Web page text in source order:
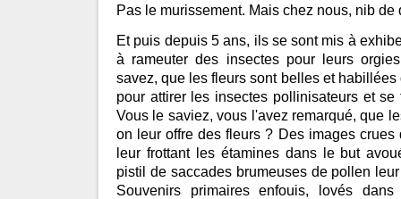
Pas le murissement. Mais chez nous, nib de
Et puis depuis 5 ans, ils se sont mis à
à rameuter des insectes pour leurs
savez, que les fleurs sont belles et
pour attirer les insectes pollinisateurs et
Vous le saviez, vous l'avez remarqué, que
on leur offre des fleurs ? Des images
leur frottant les étamines dans le but
pistil de saccades brumeuses de pollen
Souvenirs primaires enfouis, lovés